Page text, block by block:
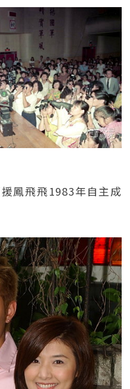
鳳飛飛1983年自主成